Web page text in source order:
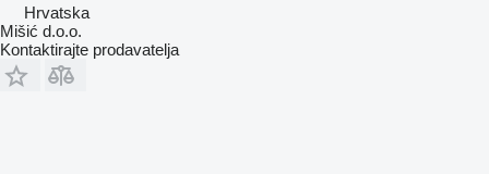
Hrvatska
Mišić d.o.o.
Kontaktirajte prodavatelja